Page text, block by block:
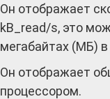
Он отображает
kB_read/s, это
мегабайтах (МБ)
Он отображает
процессором.